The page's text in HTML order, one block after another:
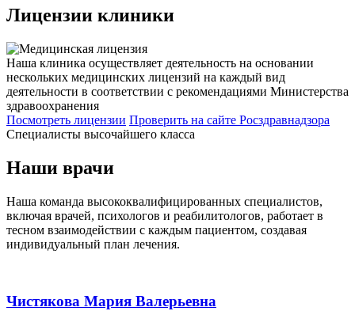
Лицензии клиники
Наша клиника осуществляет деятельность на основании
нескольких медицинских лицензий на каждый вид
деятельности в соответствии с рекомендациями Министерства
здравоохранения
Посмотреть лицензии Проверить на сайте Росздравнадзора
Специалисты высочайшего класса
Наши врачи
Наша команда высококвалифицированных специалистов,
включая врачей, психологов и реабилитологов, работает в
тесном взаимодействии с каждым пациентом, создавая
индивидуальный план лечения.
Чистякова Мария Валерьевна